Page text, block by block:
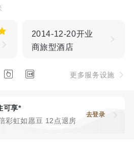
2014-12-20开业
商旅型酒店
  更多服务设施
可享*
彩虹如愿豆 12点退房
去登录